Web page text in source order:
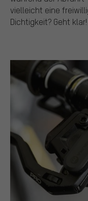
vielleicht eine
Dichtigkeit? Geht klar!